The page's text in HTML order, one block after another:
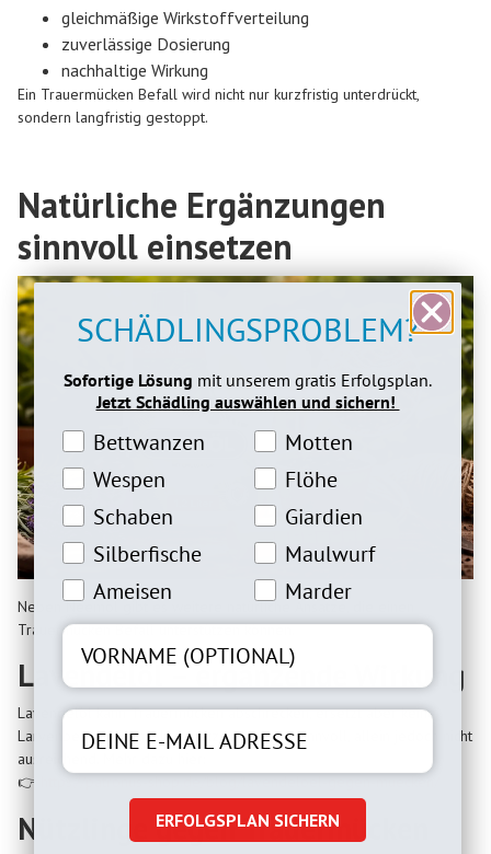
gleichmäßige Wirkstoffverteilung
zuverlässige Dosierung
nachhaltige Wirkung
Ein Trauermücken Befall wird nicht nur kurzfristig unterdrückt,
sondern langfristig gestoppt.
Natürliche Ergänzungen
sinnvoll einsetzen
Neben Neemöl gibt es weitere natürliche Ansätze, die einen
Trauermücken Befall unterstützen können.
Lavendelöl – ergänzende Wirkung
Lavendelöl kann Trauermücken abschrecken, ersetzt aber keine
Larvenbekämpfung. Als Zusatzmaßnahme sinnvoll, allein jedoch nicht
ausreichend. Mehr dazu hier:
👉
Nützlinge gegen Trauermücken
SCHÄDLINGSPROBLEM?
Sofortige Lösung mit unserem gratis Erfolgsplan.
Jetzt Schädling auswählen und sichern!
Bettwanzeninteresse
Bettwanzen Motteninteresse
Motten
Wespeninteresse
Wespen Flöheinteresse
Flöhe
Schabeninteresse
Schaben Giardien Interesse
Giardien
Silberfische Interesse
Silberfische Maulwurfinteresse
Maulwurf
Ameiseninteresse
Ameisen Marderinteresse
Marder
ERFOLGSPLAN SICHERN